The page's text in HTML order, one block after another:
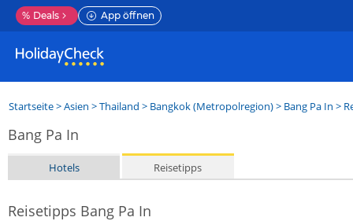
% Deals App öffnen
Startseite>Asien >Thailand > Bangkok (Metropolregion)> Bang Pa In >
Bang Pa In
Hotels Reisetipps
Reisetipps Bang Pa In